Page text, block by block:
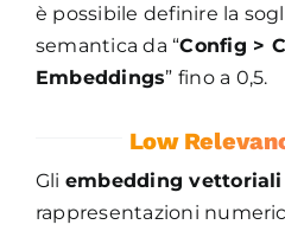
è possibile definire la
semantica da “Config >
Embeddings” fino a 0,5.
Low
Gli embedding vettoriali
rappresentazioni